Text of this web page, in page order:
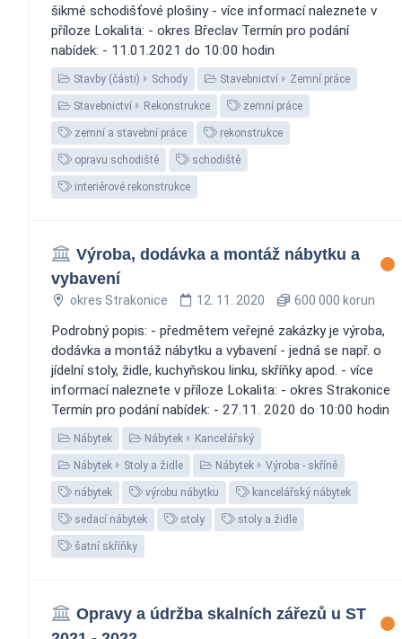
šikmé schodišťové plošiny - více informací naleznete v
příloze Lokalita: - okres Břeclav Termín pro podání
nabídek: - 11.01.2021 do 10:00 hodin
Stavby (části) Schody Stavebnictví Zemní práce
Stavebnictví Rekonstrukce zemní práce
zemní a stavební práce rekonstrukce
opravu schodiště schodiště
interiérové rekonstrukce
Výroba, dodávka a montáž nábytku a
vybavení
okres Strakonice 12. 11. 2020 600 000 korun
Podrobný popis: - předmětem veřejné zakázky je výroba,
dodávka a montáž nábytku a vybavení - jedná se např. o
jídelní stoly, židle, kuchyňskou linku, skříňky apod. - více
informací naleznete v příloze Lokalita: - okres Strakonice
Termín pro podání nabídek: - 27.11. 2020 do 10:00 hodin
Nábytek Nábytek Kancelářský
Nábytek Stoly a židle Nábytek Výroba - skříně
nábytek výrobu nábytku kancelářský nábytek
sedací nábytek stoly stoly a židle
šatní skříňky
Opravy a údržba skalních zářezů u ST